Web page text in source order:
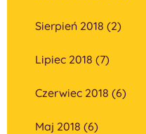
Sierpień 2018 (2)
Lipiec 2018 (7)
Czerwiec 2018 (6)
Maj 2018 (6)